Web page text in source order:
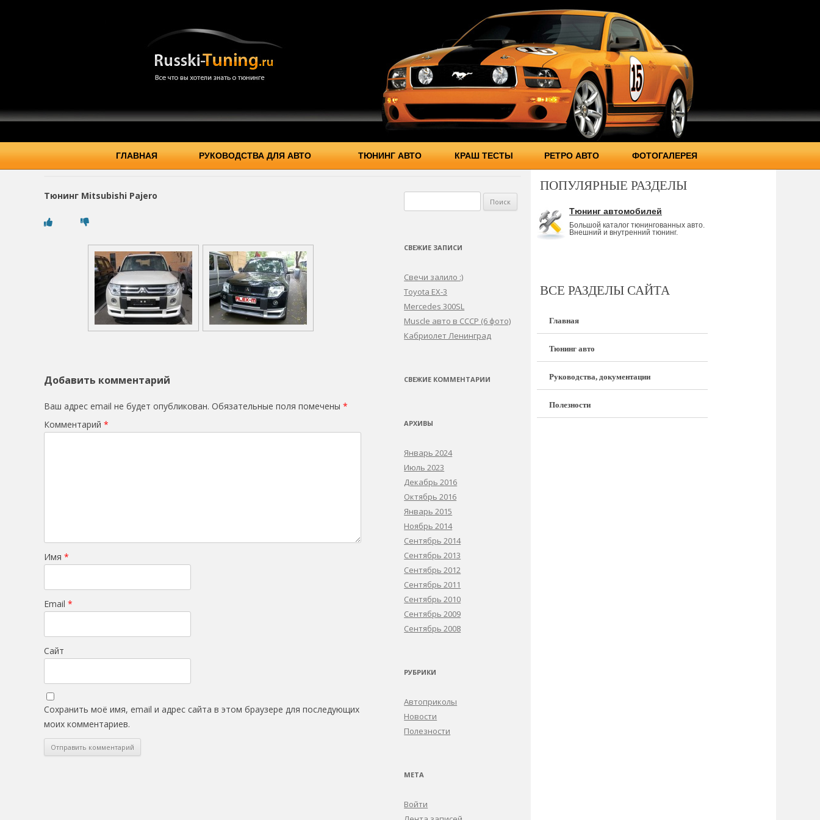
ГЛАВНАЯ РУКОВОДСТВА ДЛЯ АВТО ТЮНИНГ АВТО КРАШ ТЕСТЫ РЕТРО АВТО ФОТОГАЛЕРЕЯ
Тюнинг Mitsubishi Pajero
Добавить комментарий
Ваш адрес email не будет опубликован. Обязательные поля помечены *
Комментарий *
Имя *
Email *
Сайт
Сохранить моё имя, email и адрес сайта в этом браузере для последующих
моих комментариев.
СВЕЖИЕ ЗАПИСИ
Свечи залило :)
Toyota EX-3
Mercedes 300SL
Muscle авто в СССР (6 фото)
Кабриолет Ленинград
СВЕЖИЕ КОММЕНТАРИИ
АРХИВЫ
Январь 2024
Июль 2023
Декабрь 2016
Октябрь 2016
Январь 2015
Ноябрь 2014
Сентябрь 2014
Сентябрь 2013
Сентябрь 2012
Сентябрь 2011
Сентябрь 2010
Сентябрь 2009
Сентябрь 2008
РУБРИКИ
Автоприколы
Новости
Полезности
МЕТА
Войти
ПОПУЛЯРНЫЕ РАЗДЕЛЫ
Тюнинг автомобилей
Большой каталог тюнингованных авто.
Внешний и внутренний тюнинг.
ВСЕ РАЗДЕЛЫ САЙТА
Главная
Тюнинг авто
Руководства, документации
Полезности